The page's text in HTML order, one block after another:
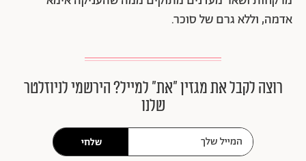
אדמה, וללא גרם של סוכר.
רוצה לקבל את מגזין ״את״ למייל? הירשמי לניוזלטר
שלנו
שלחי